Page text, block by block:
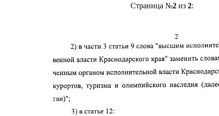
Страница №2из 2: